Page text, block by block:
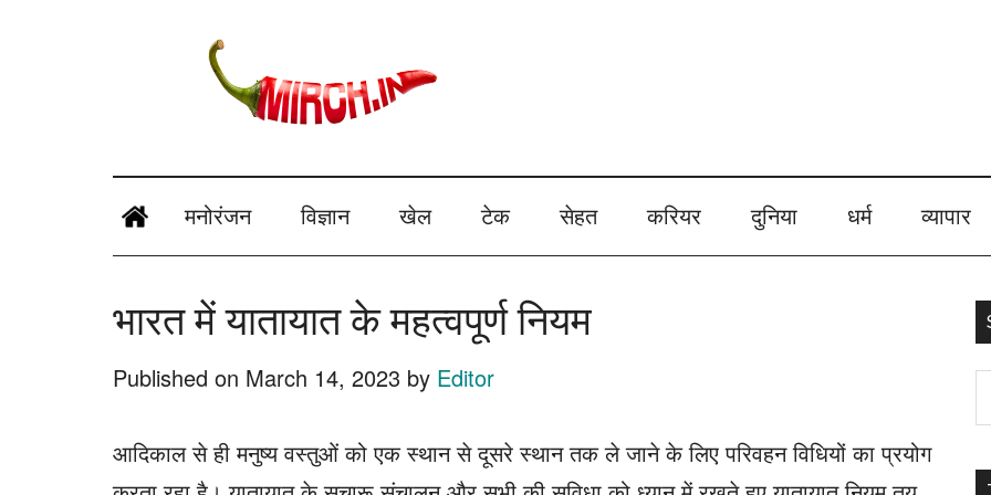
mirch.in
and
Hindi
मनोरंजन विज्ञान खेल टेक सेहत करियर दुनिया धर्म व्यापार
भारत में यातायात के महत्वपूर्ण नियम
Published on March 14, 2023 by Editor
आदिकाल से ही मनुष्य वस्तुओं को एक स्थान से दूसरे स्थान तक ले जाने के लिए परिवहन विधियों का प्रयोग